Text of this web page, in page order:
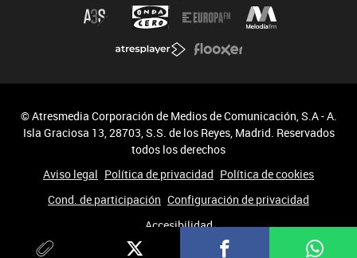
© Atresmedia Corporación de Medios de Comunicación, S.A - A.
Isla Graciosa 13, 28703, S.S. de los Reyes, Madrid. Reservados
todos los derechos
Aviso legal Política de privacidad Política de cookies
Cond. de participación Configuración de privacidad
Accesibilidad